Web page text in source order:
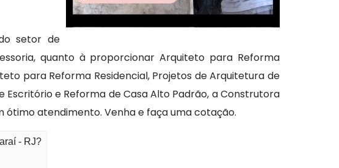
setor de
quanto à proporcionar Arquiteto para Reforma
para Reforma Residencial, Projetos de Arquitetura de
e Reforma de Casa Alto Padrão, a Construtora
ótimo atendimento. Venha e faça uma cotação.
- RJ?